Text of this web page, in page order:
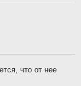
что от нее